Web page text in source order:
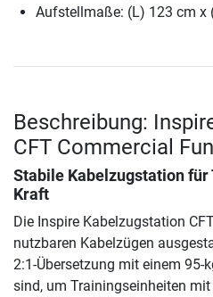
Aufstellmaße: (L) 123 cm x
Beschreibung:
CFT Commercial
Stabile Kabelzugstation
Kraft
Die Inspire Kabelzugstation
nutzbaren Kabelzügen
2:1-Übersetzung mit einem 95-
sind, um Trainingseinheiten